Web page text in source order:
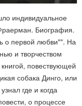
индивидуальное
Биография.
о первой любви"". На
и творчеством
повествующей
собака Динго, или
где и когда
о процессе